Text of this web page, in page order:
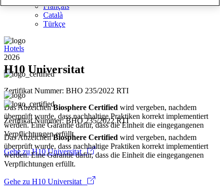
Français
Català
Türkçe
2026
Zertifikat Nummer: BHO 235/2022 RTI
Das AbzeichenBiosphere Certified wird vergeben, nachdem
überprüft wurde, dass nachhaltige Praktiken korrekt implementiert
werden. Eine Garantie dafür, dass die Einheit die eingegangenen
Verpflichtungen erfüllt.
Gehe zu H10 Universitat
Hotels
H10 Universitat
Zertifikat Nummer: BHO 235/2022 RTI
Das AbzeichenBiosphere Certified wird vergeben, nachdem
überprüft wurde, dass nachhaltige Praktiken korrekt implementiert
werden. Eine Garantie dafür, dass die Einheit die eingegangenen
Verpflichtungen erfüllt.
Gehe zu H10 Universitat